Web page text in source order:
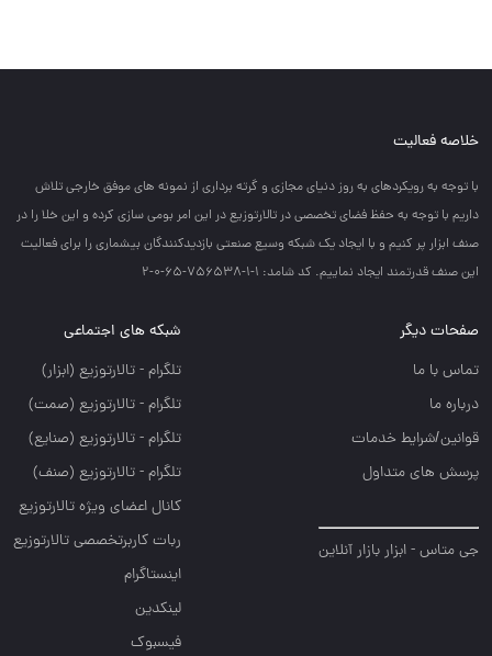
خلاصه فعالیت
با توجه به رويكردهاي به روز دنياي مجازي و گرته برداري از نمونه هاي موفق خارجي تلاش
داريم با توجه به حفظ فضاي تخصصي در تالارتوزيع در اين امر بومي سازي كرده و اين خلا را در
صنف ابزار پر كنيم و با ايجاد يك شبكه وسيع صنعتي بازديدكنندگان بيشماري را براي فعاليت
اين صنف قدرتمند ايجاد نماييم. کد شامد: 1-1-756538-65-0-2
صفحات دیگر
تماس با ما
درباره ما
قوانین/شرایط خدمات
پرسش های متداول
جی متاس - ابزار بازار آنلاین
شبکه های اجتماعی
تلگرام - تالارتوزيع (ابزار)
تلگرام - تالارتوزيع (صمت)
تلگرام - تالارتوزيع (صنايع)
تلگرام - تالارتوزیع (صنف)
کانال اعضای ویژه تالارتوزیع
ربات کاربرتخصصی تالارتوزیع
اینستاگرام
لینکدین
فیسبوک